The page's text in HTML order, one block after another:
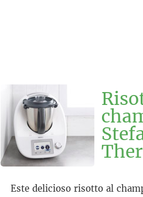
Este delicioso risotto al